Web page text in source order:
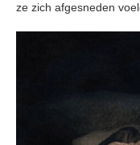
ze zich afgesneden